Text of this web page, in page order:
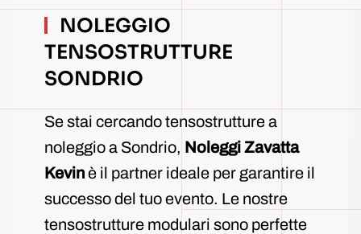
NOLEGGIO
TENSOSTRUTTURE
SONDRIO
Se stai cercando tensostrutture a
noleggio a Sondrio, Noleggi Zavatta
Kevinè il partner ideale per garantire il
successo del tuo evento. Le nostre
tensostrutture modulari sono perfette